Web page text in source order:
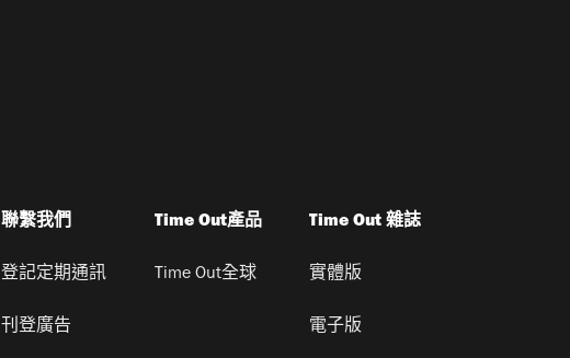
聯繫我們
登記定期通訊
刊登廣告
Time Out產品
Time Out全球
Time Out 雜誌
實體版
電子版